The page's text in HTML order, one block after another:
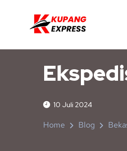
10 Juli 2024
Home Blog